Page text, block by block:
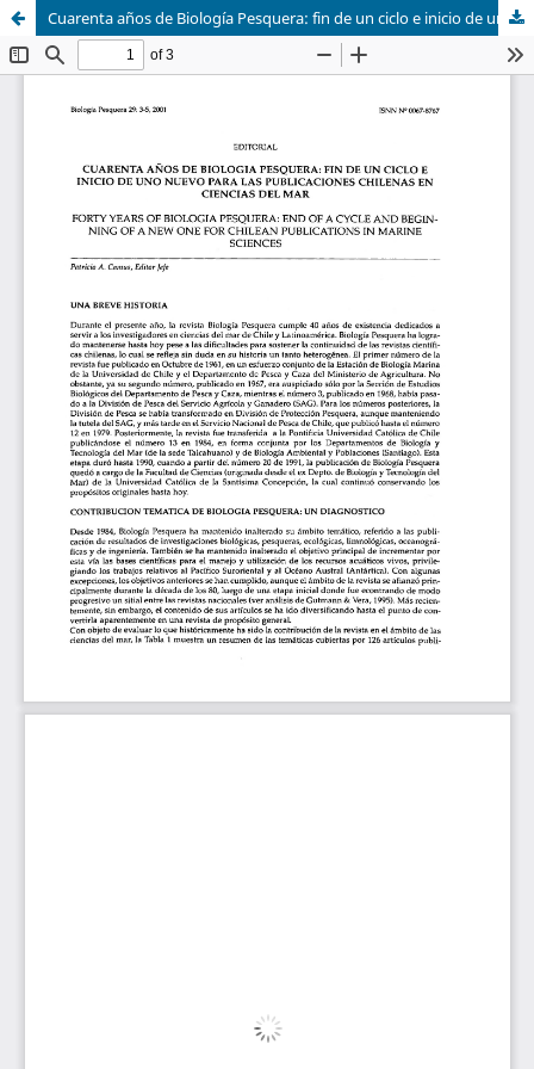
Cuarenta años de Biología Pesquera: fin de un ciclo e inicio de uno nuevo para las publicaciones Chilenas en Ciencias del Mar. DE UN CICLO E INICIO DE UNO NUEVO PARA LAS PUBLICACIONES CHILENAS EN CIENCIAS DEL MAR